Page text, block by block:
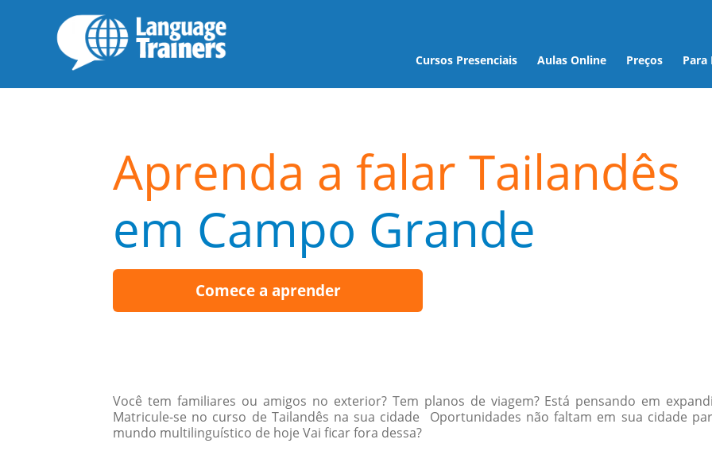
Cursos Presenciais Aulas Online Preços Para
Aprenda a falar Tailandês
em Campo Grande
Comece a aprender
Você tem familiares ou amigos no exterior? Tem planos de viagem? Está pensando em
Matricule-se no curso de Tailandês na sua cidade Oportunidades não faltam em sua cidade
mundo multilinguístico de hoje Vai ficar fora dessa?